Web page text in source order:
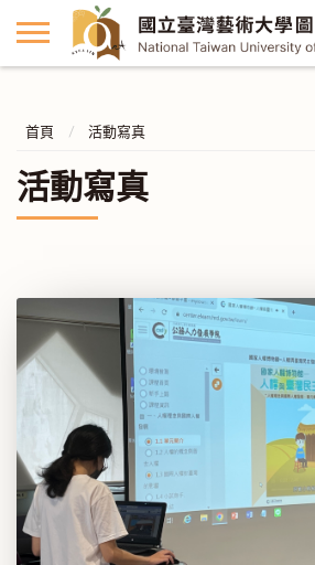
首頁 活動寫真
活動寫真